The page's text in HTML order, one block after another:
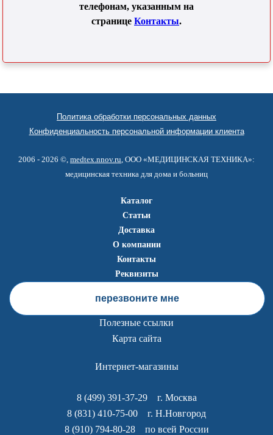
телефонам, указанным на
странице Контакты.
Политика обработки персональных данных
Конфиденциальность персональной информации клиента
2006 - 2026 ©, medtex.nnov.ru , ООО «МЕДИЦИНСКАЯ ТЕХНИКА»:
медицинская техника для дома и больниц
Каталог
Статьи
Доставка
О компании
Контакты
Реквизиты
перезвоните мне
Полезные ссылки
Карта сайта
Интернет-магазины
8 (499) 391-37-29г. Москва
8 (831) 410-75-00 г. Н.Новгород
8 (910) 794-80-28по всей России